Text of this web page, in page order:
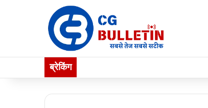
ब्रेकिंग